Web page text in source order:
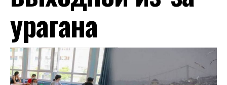
урагана